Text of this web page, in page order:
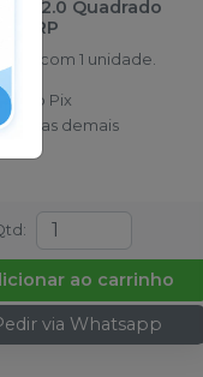
M2.0 Quadrado
RP
com 1 unidade.
no Pix
nas demais
:
ao carrinho
via Whatsapp